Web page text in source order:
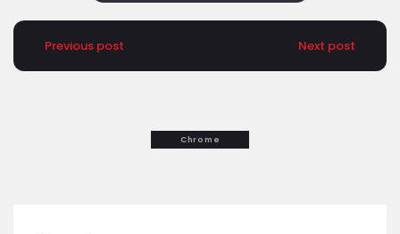
Previous post Next post
Chrome